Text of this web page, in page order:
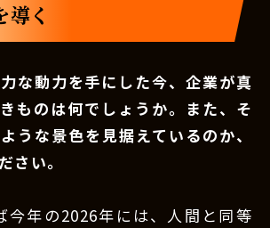
導く
な動力を手にした今、企業が真
ものは何でしょうか。また、そ
うな景色を見据えているのか、
さい。
今年の2026年には、人間と同等